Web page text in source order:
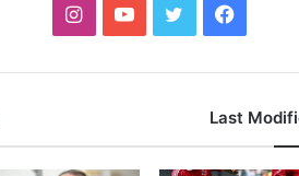
فيسبوكتويتر يوتيوبانستقرام
Last